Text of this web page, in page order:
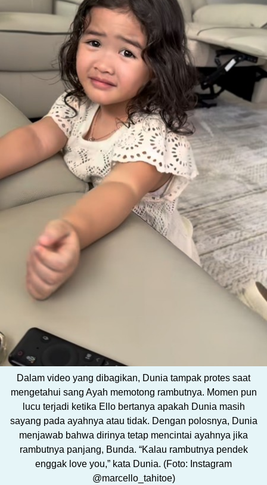
Dalam video yang dibagikan, Dunia tampak protes saat
mengetahui sang Ayah memotong rambutnya. Momen pun
lucu terjadi ketika Ello bertanya apakah Dunia masih
sayang pada ayahnya atau tidak. Dengan polosnya, Dunia
menjawab bahwa dirinya tetap mencintai ayahnya jika
rambutnya panjang, Bunda. “Kalau rambutnya pendek
enggak love you,” kata Dunia. (Foto: Instagram
@marcello_tahitoe)